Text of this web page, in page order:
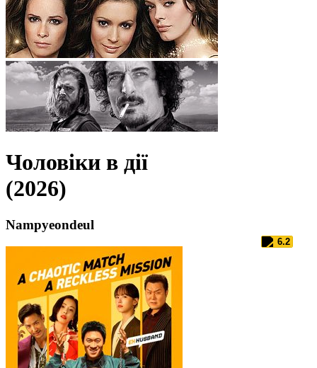
Чоловіки в дії
(2026)
Nampyeondeul
6.2